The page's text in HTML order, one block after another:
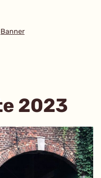
Veröffentlicht
Banner
2023